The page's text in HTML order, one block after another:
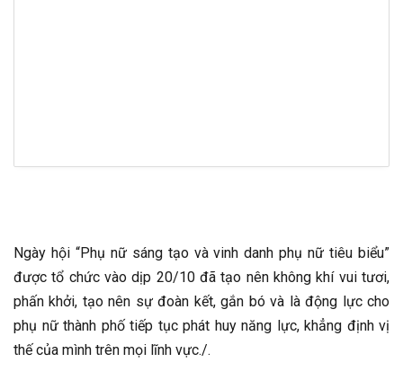
Ngày hội “Phụ nữ sáng tạo và vinh danh phụ nữ tiêu biểu”
được tổ chức vào dịp 20/10 đã tạo nên không khí vui tươi,
phấn khởi, tạo nên sự đoàn kết, gắn bó và là động lực cho
phụ nữ thành phố tiếp tục phát huy năng lực, khẳng định vị
thế của mình trên mọi lĩnh vực./.